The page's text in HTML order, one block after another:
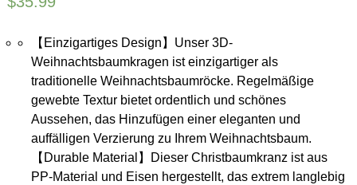
【Einzigartiges Design】Unser 3D-
Weihnachtsbaumkragen ist einzigartiger als
traditionelle Weihnachtsbaumröcke. Regelmäßige
gewebte Textur bietet ordentlich und schönes
Aussehen, das Hinzufügen einer eleganten und
auffälligen Verzierung zu Ihrem Weihnachtsbaum.
【Durable Material】Dieser Christbaumkranz ist aus
PP-Material und Eisen hergestellt, das extrem langlebig